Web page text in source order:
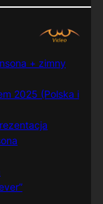
+ zimny
2025 (Polska i